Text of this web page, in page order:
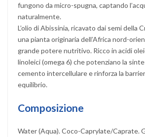
fungono da micro-spugna, captando
naturalmente.
L’olio di Abissinia, ricavato dai semi della
una pianta originaria dell’Africa nord-
grande potere nutritivo. Ricco in acidi
linoleici (omega 6) che potenziano la
cemento intercellulare e rinforza la
equilibrio.
Composizione
Water (Aqua). Coco-Caprylate/Caprate.